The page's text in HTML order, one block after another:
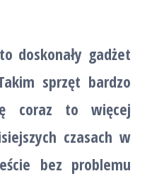
doskonały gadżet
sprzęt bardzo
coraz to więcej
czasach w
bez problemu